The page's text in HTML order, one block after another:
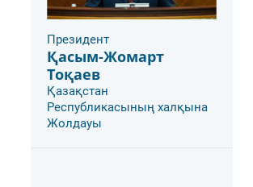
Президент
Қасым-Жомарт
Тоқаев
Қазақстан
Республикасының халқына
Жолдауы